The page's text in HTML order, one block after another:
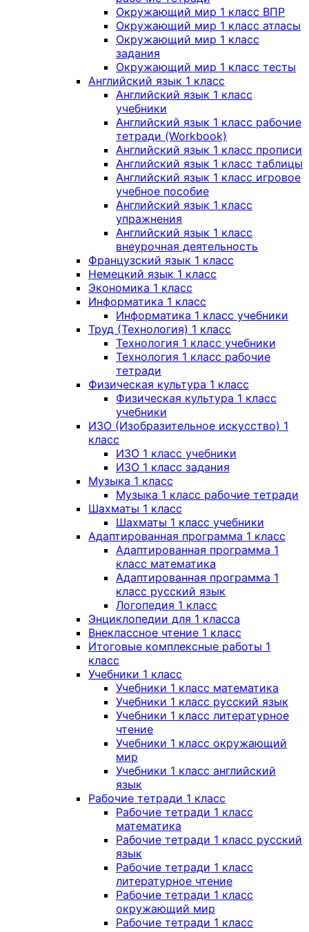
Окружающий мир 1 класс ВПР
Окружающий мир 1 класс атласы
Окружающий мир 1 класс
задания
Окружающий мир 1 класс тесты
Английский язык 1 класс
Английский язык 1 класс
учебники
Английский язык 1 класс рабочие
тетради (Workbook)
Английский язык 1 класс прописи
Английский язык 1 класс таблицы
Английский язык 1 класс игровое
учебное пособие
Английский язык 1 класс
упражнения
Английский язык 1 класс
внеурочная деятельность
Французский язык 1 класс
Немецкий язык 1 класс
Экономика 1 класс
Информатика 1 класс
Информатика 1 класс учебники
Труд (Технология) 1 класс
Технология 1 класс учебники
Технология 1 класс рабочие
тетради
Физическая культура 1 класс
Физическая культура 1 класс
учебники
ИЗО (Изобразительное искусство) 1
класс
ИЗО 1 класс учебники
ИЗО 1 класс задания
Музыка 1 класс
Музыка 1 класс рабочие тетради
Шахматы 1 класс
Шахматы 1 класс учебники
Адаптированная программа 1 класс
Адаптированная программа 1
класс математика
Адаптированная программа 1
класс русский язык
Логопедия 1 класс
Энциклопедии для 1 класса
Внеклассное чтение 1 класс
Итоговые комплексные работы 1
класс
Учебники 1 класс
Учебники 1 класс математика
Учебники 1 класс русский язык
Учебники 1 класс литературное
чтение
Учебники 1 класс окружающий
мир
Учебники 1 класс английский
язык
Рабочие тетради 1 класс
Рабочие тетради 1 класс
математика
Рабочие тетради 1 класс русский
язык
Рабочие тетради 1 класс
литературное чтение
Рабочие тетради 1 класс
окружающий мир
Рабочие тетради 1 класс